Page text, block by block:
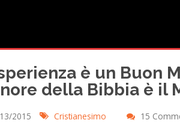
è un Buon
della Bibbia è il
2015 Cristianesimo 15